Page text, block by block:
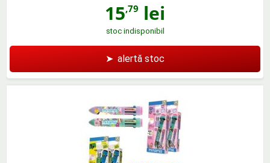
15,79 lei
stoc indisponibil
➤ alertă stoc